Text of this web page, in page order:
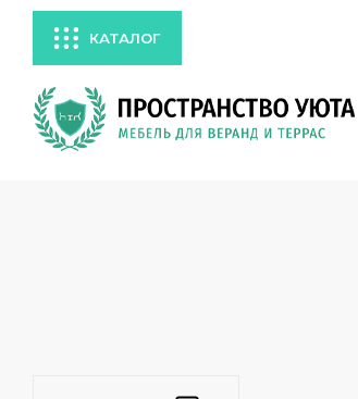
КАТАЛОГ